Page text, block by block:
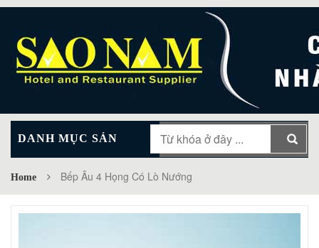
DANH MỤC SẢN
PHẨM
MAIN MENU
Home Bếp Âu 4 Họng Có Lò Nướng